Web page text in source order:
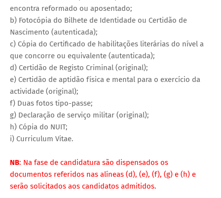
encontra reformado ou aposentado;
b) Fotocópia do Bilhete de Identidade ou Certidão de
Nascimento (autenticada);
c) Cópia do Certificado de habilitações literárias do nível a
que concorre ou equivalente (autenticada);
d) Certidão de Registo Criminal (original);
e) Certidão de aptidão física e mental para o exercício da
actividade (original);
f) Duas fotos tipo-passe;
g) Declaração de serviço militar (original);
h) Cópia do NUIT;
i) Curriculum Vitae.
NB: Na fase de candidatura são dispensados os
documentos referidos nas alíneas (d), (e), (f), (g) e (h) e
serão solicitados aos candidatos admitidos.